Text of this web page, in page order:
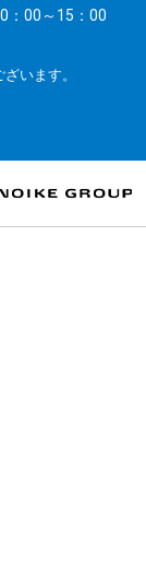
：00～15：00
います。